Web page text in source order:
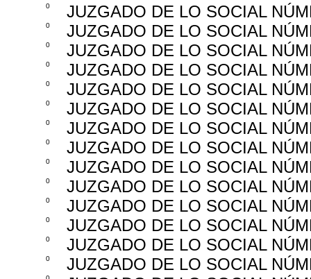
0 JUZGADO DE LO SOCIAL
0 JUZGADO DE LO SOCIAL
0 JUZGADO DE LO SOCIAL
0 JUZGADO DE LO SOCIAL
0 JUZGADO DE LO SOCIAL
0 JUZGADO DE LO SOCIAL
0 JUZGADO DE LO SOCIAL
0 JUZGADO DE LO SOCIAL
0 JUZGADO DE LO SOCIAL
0 JUZGADO DE LO SOCIAL
0 JUZGADO DE LO SOCIAL
0 JUZGADO DE LO SOCIAL
0 JUZGADO DE LO SOCIAL
0 JUZGADO DE LO SOCIAL